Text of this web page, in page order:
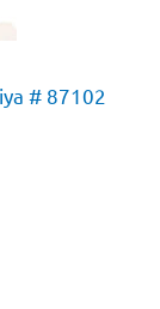
# 87102